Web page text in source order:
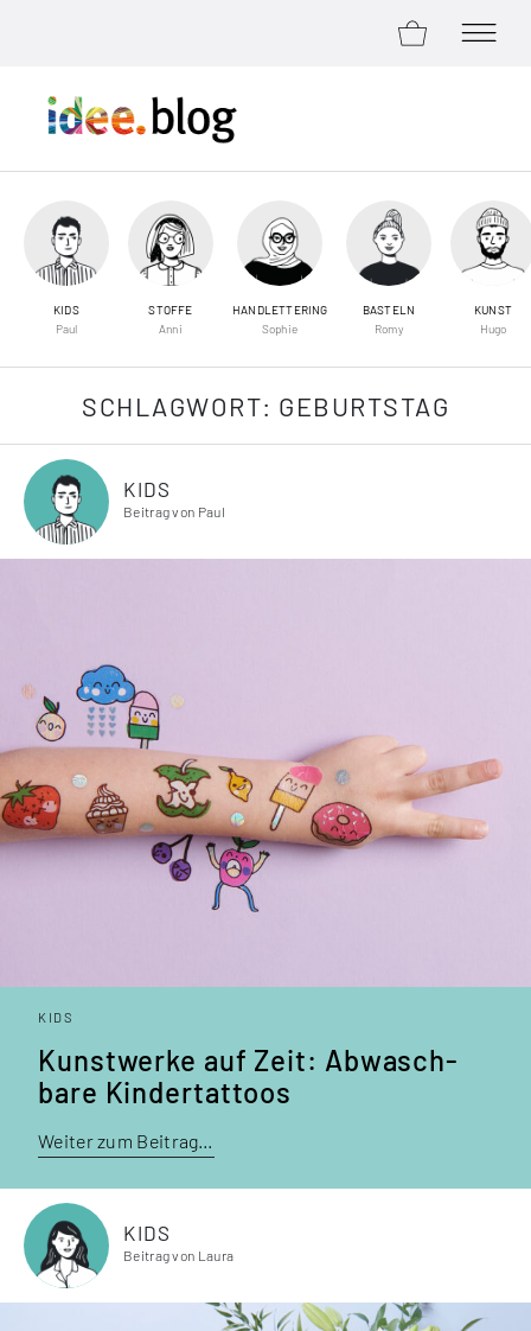
ZUM SHOPMENÜ
KIDS
Paul
STOFFE
Anni
HANDLETTERING
Sophie
BASTELN
Romy
KUNST
Hugo
SCHLAGWORT: GEBURTSTAG
KIDS
Beitrag von Paul
KIDS
Kunstwerke auf Zeit: Abwasch­
bare Kinder­tattoos
Weiter zum Beitrag…
KIDS
Beitrag von Laura